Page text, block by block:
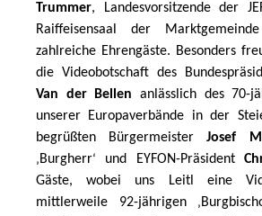
Trummer, Landesvorsitzende der
Raiffeisensaal der
zahlreiche Ehrengäste. Besonders
die Videobotschaft des
Van der Bellen anlässlich des 70-
unserer Europaverbände in der
begrüßten Bürgermeister Josef
‚ Burgherr‘ und EYFON-Präsident
Gäste, wobei uns Leitl eine
mittlerweile 92-jährigen ‚